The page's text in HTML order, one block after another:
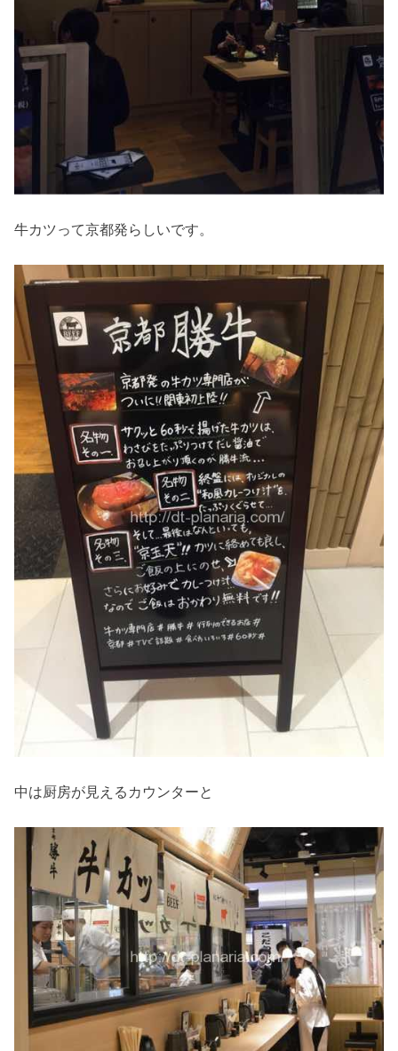
牛カツって京都発らしいです。
中は厨房が見えるカウンターと